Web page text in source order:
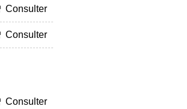
Consulter
Consulter
Consulter